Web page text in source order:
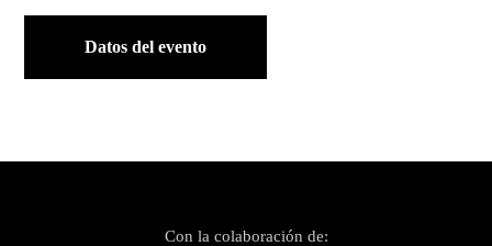
Datos del evento
Con la colaboración de: